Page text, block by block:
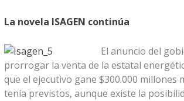
La novela ISAGEN continúa
El anuncio del
prorrogar la venta de la estatal
que el ejecutivo gane $300.000 millones
tenía previstos, aunque existe la